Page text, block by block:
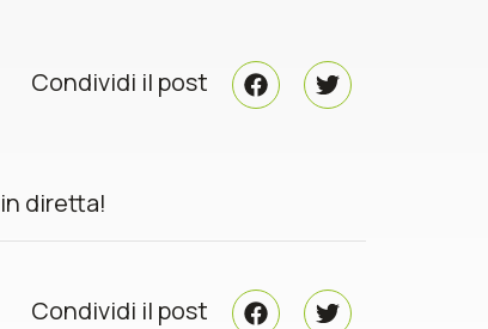
Condividi il post
diretta!
Condividi il post